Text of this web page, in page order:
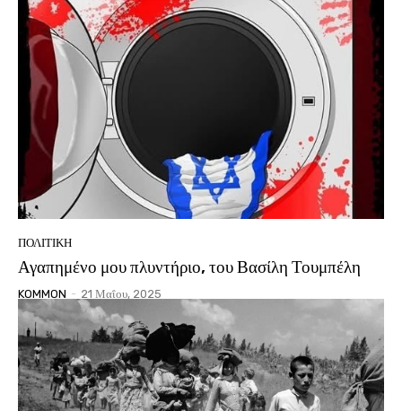
ΠΟΛΙΤΙΚΗ
Αγαπημένο μου πλυντήριο, του Βασίλη Τουμπέλη
KOMMON - 21 Μαΐου, 2025